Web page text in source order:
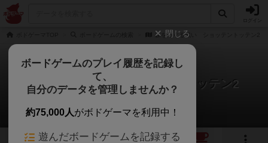
森をめぐる戦い ショッテントッテン2
森をめぐる戦い ショッテントッテン2
0店のカフェ/スペースが提供中
1 1
閉じる
ボードゲームのプレイ履歴を記録し
て、
自分のデータを管理しませんか？
約75,000人がボドゲーマを利用中！
遊んだボードゲームを記録する